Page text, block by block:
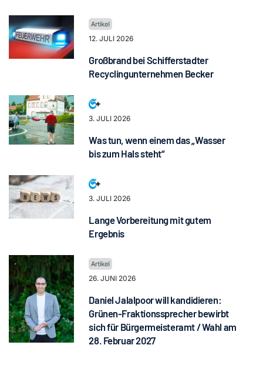
12. JULI 2026
Großbrand bei Schifferstadter
Recyclingunternehmen Becker
3. JULI 2026
Was tun, wenn einem das „Wasser
bis zum Hals steht“
3. JULI 2026
Lange Vorbereitung mit gutem
Ergebnis
26. JUNI 2026
Daniel Jalalpoor will kandidieren:
Grünen-Fraktionssprecher bewirbt
sich für Bürgermeisteramt / Wahl am
28. Februar 2027